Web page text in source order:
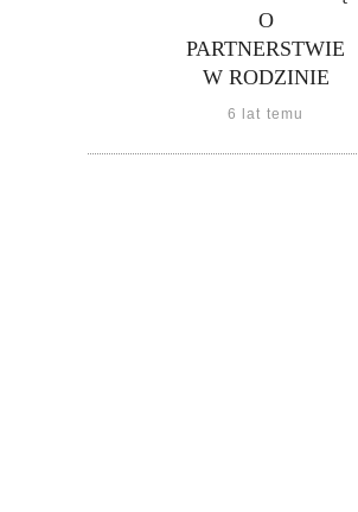
O
PARTNERSTWIE
W RODZINIE
6 lat temu